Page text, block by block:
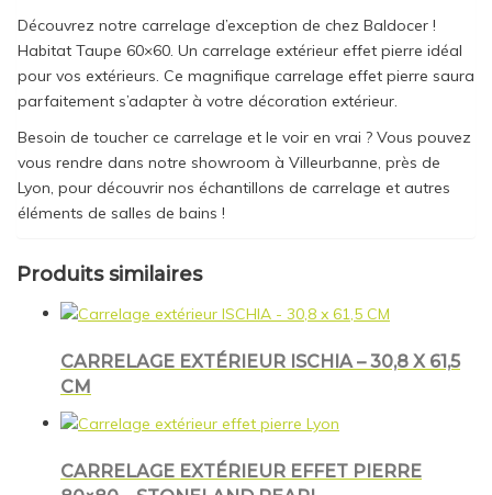
Découvrez notre carrelage d’exception de chez Baldocer !
Habitat Taupe 60×60. Un carrelage extérieur effet pierre idéal
pour vos extérieurs. Ce magnifique carrelage effet pierre saura
parfaitement s’adapter à votre décoration extérieur.
Besoin de toucher ce carrelage et le voir en vrai ? Vous pouvez
vous rendre dans notre showroom à Villeurbanne, près de
Lyon, pour découvrir nos échantillons de carrelage et autres
éléments de salles de bains !
Produits similaires
CARRELAGE EXTÉRIEUR ISCHIA – 30,8 X 61,5
CM
CARRELAGE EXTÉRIEUR EFFET PIERRE